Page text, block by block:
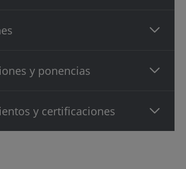
y ponencias
y certificaciones